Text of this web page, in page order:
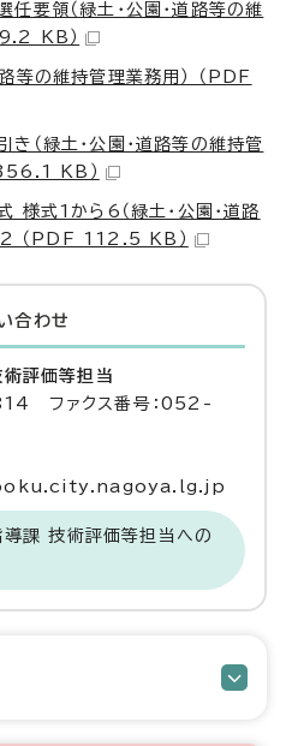
要領（緑土・公園・道路等の維
KB）
等の維持管理業務用） （PDF
（緑土・公園・道路等の維持管
KB）
様式1から6（緑土・公園・道路
（PDF 112.5 KB）
合わせ
評価等担当
ファクス番号：052-
課 技術評価等担当への